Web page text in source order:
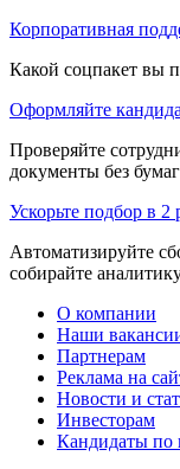
Корпоративная
Какой соцпакет вы
Оформляйте
Проверяйте
документы без
Ускорьте подбор в 2
Автоматизируйте
собирайте
О компании
Наши
Партнерам
Реклама на
Новости и
Инвесторам
Кандидаты по